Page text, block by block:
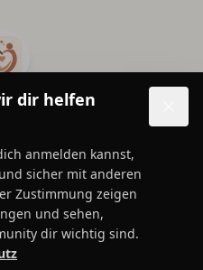
zurück!
fortfahren
dir helfen
anmelden kannst,
sicher mit anderen
Zustimmung zeigen
und sehen,
dir wichtig sind.